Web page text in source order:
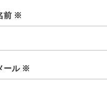
前 ※
ール ※